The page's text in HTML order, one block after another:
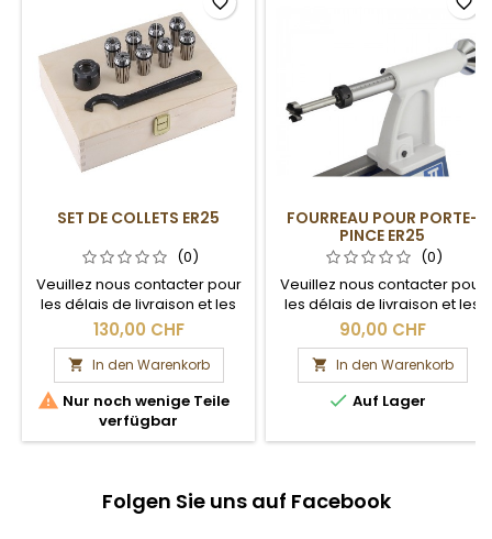
SET DE COLLETS ER25
(0)
Veuillez nous contacter pour
les délais de livraison et les
frais de port.
130,00 CHF
 In den Warenkorb
 Nur noch wenige Teile
verfügbar
FOURREAU POUR PORTE-
PINCE ER25
(0)
Veuillez nous contacter pour
les délais de livraison et les
frais de port.
90,00 CHF
 In den Warenkorb
 Auf Lager
Folgen Sie uns auf Facebook